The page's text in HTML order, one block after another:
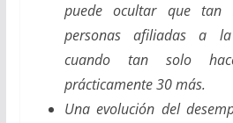
puede ocultar que tan
personas afiliadas a la
cuando tan solo
prácticamente 30 más.
Una evolución del